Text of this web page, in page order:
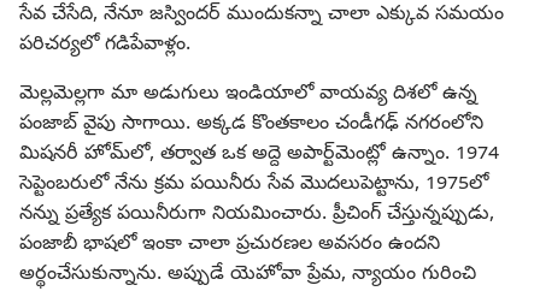
సేవ చేసేది, నేనూ జస్విందర్‌ ముందుకన్నా చాలా ఎక్కువ సమయం
పరిచర్యలో గడిపేవాళ్లం.
మెల్లమెల్లగా మా అడుగులు ఇండియాలో వాయవ్య దిశలో ఉన్న
పంజాబ్‌ వైపు సాగాయి. అక్కడ కొంతకాలం చండీగఢ్‌ నగరంలోని
మిషనరీ హోమ్‌లో, తర్వాత ఒక అద్దె అపార్ట్‌మెంట్లో ఉన్నాం. 1974
సెప్టెంబరులో నేను క్రమ పయినీరు సేవ మొదలుపెట్టాను, 1975లో
నన్ను ప్రత్యేక పయినీరుగా నియమించారు. ప్రీచింగ్‌ చేస్తున్నప్పుడు,
పంజాబీ భాషలో ఇంకా చాలా ప్రచురణల అవసరం ఉందని
అర్థంచేసుకున్నాను. అప్పుడే యెహోవా ప్రేమ, న్యాయం గురించి